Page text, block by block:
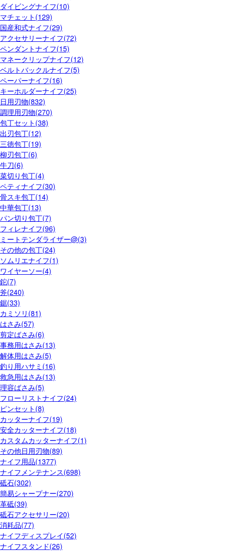
ダイビングナイフ(10)
マチェット(129)
国産和式ナイフ(29)
アクセサリーナイフ(72)
ペンダントナイフ(15)
マネークリップナイフ(12)
ベルトバックルナイフ(5)
ペーパーナイフ(16)
キーホルダーナイフ(25)
日用刃物(832)
調理用刃物(270)
包丁セット(38)
出刃包丁(12)
三徳包丁(19)
柳刃包丁(6)
牛刀(6)
菜切り包丁(4)
ペティナイフ(30)
骨スキ包丁(14)
中華包丁(13)
パン切り包丁(7)
フィレナイフ(96)
ミートテンダライザー@(3)
その他の包丁(24)
ソムリエナイフ(1)
ワイヤーソー(4)
鉈(7)
斧(240)
鋸(33)
カミソリ(81)
はさみ(57)
剪定ばさみ(6)
事務用はさみ(13)
解体用はさみ(5)
釣り用ハサミ(16)
救急用はさみ(13)
理容ばさみ(5)
フローリストナイフ(24)
ピンセット(8)
カッターナイフ(19)
安全カッターナイフ(18)
カスタムカッターナイフ(1)
その他日用刃物(89)
ナイフ用品(1377)
ナイフメンテナンス(698)
砥石(302)
簡易シャープナー(270)
革砥(39)
砥石アクセサリー(20)
消耗品(77)
ナイフディスプレイ(52)
ナイフスタンド(26)